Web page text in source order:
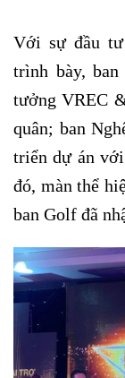
Với sự đầu
trình bày,
tưởng VREC
quân; ban
triển dự án
đó, màn thể
ban Golf đã